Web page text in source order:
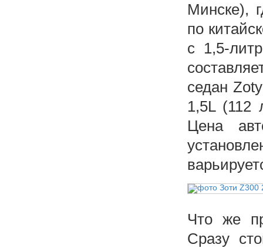
Минске),
по
с 1,5-
седан
1,5L
Цена
Что же
Сразу